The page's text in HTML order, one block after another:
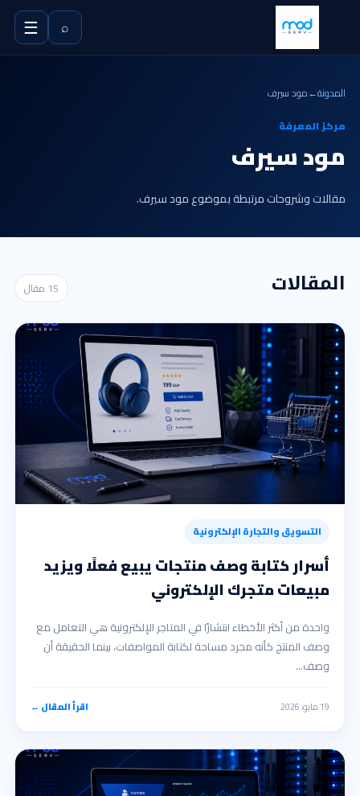
⌕
☰
المدونة←مود سيرف
مركز المعرفة
مود سيرف
مقالات وشروحات مرتبطة بموضوع مود سيرف.
المقالات 15 مقال
التسويق والتجارة الإلكترونية
أسرار كتابة وصف منتجات يبيع فعلًا ويزيد
مبيعات متجرك الإلكتروني
واحدة من أكثر الأخطاء انتشارًا في المتاجر الإلكترونية هي التعامل مع
وصف المنتج كأنه مجرد مساحة لكتابة المواصفات، بينما الحقيقة أن
وصف…
19 مايو، 2026 اقرأ المقال ←